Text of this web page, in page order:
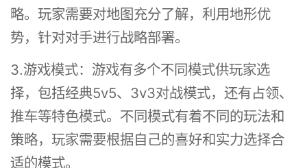
略。玩家需要对地图充分了解，利用地形优
势，针对对手进行战略部署。
3.游戏模式：游戏有多个不同模式供玩家选
择，包括经典5v5、3v3对战模式，还有占领、
推车等特色模式。不同模式有着不同的玩法和
策略，玩家需要根据自己的喜好和实力选择合
适的模式。